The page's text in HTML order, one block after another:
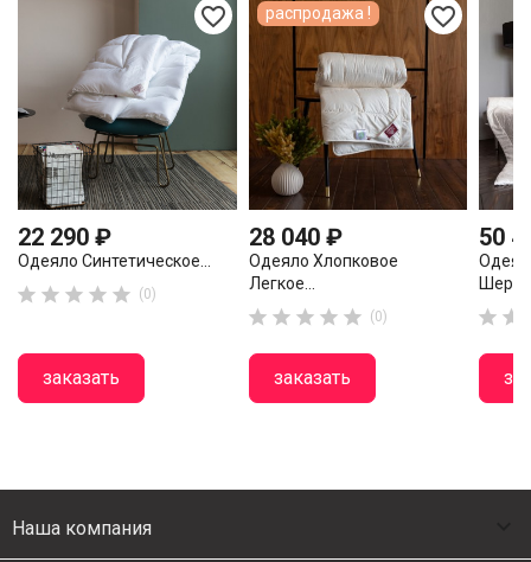
favorite_border
22 290 ₽
Одеяло Синтетическое...
     (0)
заказать
favorite_border
28 040 ₽
Одеяло Хлопковое
Легкое...
     (0)
заказать
распродажа !
50
 
Наша компания